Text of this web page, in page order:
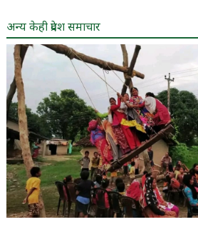
अन्य केही प्रदेश समाचार